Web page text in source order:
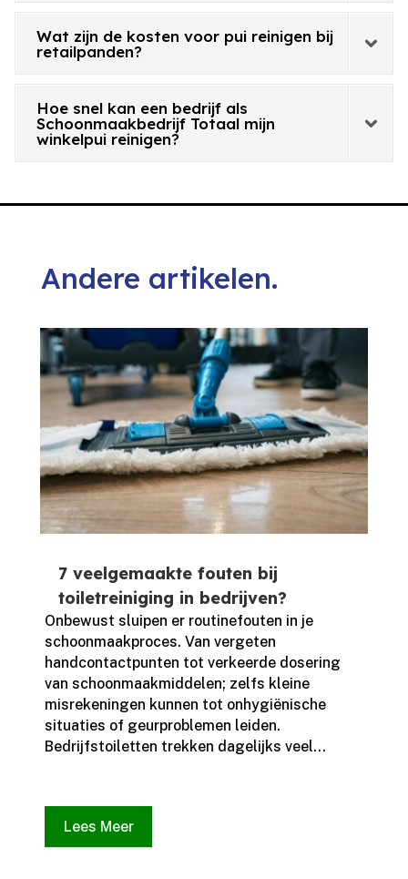
Wat zijn de kosten voor pui reinigen bij
retailpanden?
Hoe snel kan een bedrijf als
Schoonmaakbedrijf Totaal mijn
winkelpui reinigen?
Andere artikelen.
7 veelgemaakte fouten bij
toiletreiniging in bedrijven?
Onbewust sluipen er routinefouten in je
schoonmaakproces.​ Van vergeten
handcontactpunten tot verkeerde dosering
van schoonmaakmiddelen; zelfs kleine
misrekeningen kunnen tot onhygiënische
situaties of geurproblemen leiden.​
Bedrijfstoiletten trekken dagelijks veel...
Lees Meer